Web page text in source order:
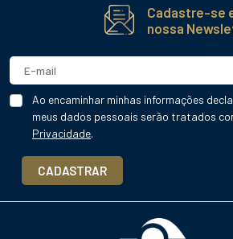
Cadastre-se
nossa
Ao encaminhar minhas informações
meus dados pessoais serão tratados
Privacidade.
CADASTRAR